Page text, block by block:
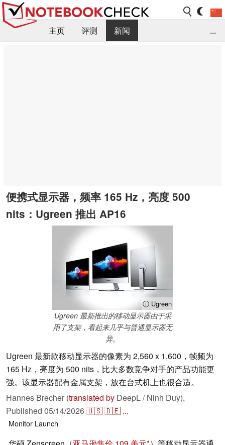
主页 评测
新闻
...
便携式显示器，频率 165 Hz，亮度 500
nits：Ugreen 推出 AP16
ⓘ Ugreen
Ugreen 最新推出的移动显示器由于采
用了支架，看起来几乎与普通显示器无
异。
Ugreen 最新款移动显示器的像素为 2,560 x 1,600，帧频为
165 Hz，亮度为 500 nits，比大多数竞争对手的产品功能更
强。该显示器配有金属支架，放在台式机上也很合适。
Hannes Brecher (translated by DeepL / Ninh Duy),
Published 05/14/2026🇺🇸🇩🇪 ...
Monitor Launch